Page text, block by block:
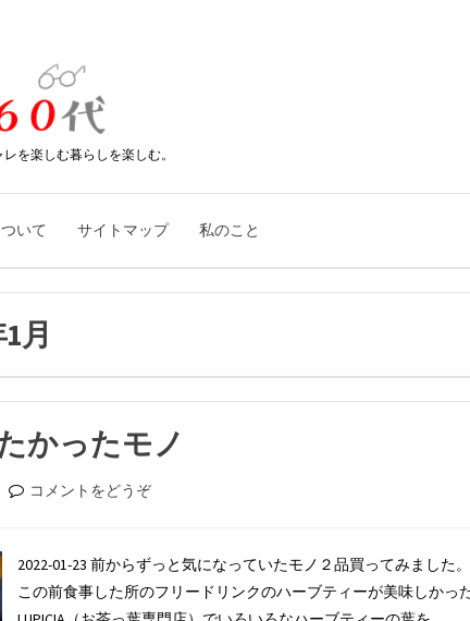
を楽しむ暮らしを楽しむ。
いて サイトマップ 私のこと
月
かったモノ
コメントをどうぞ
2022-01-23 前からずっと気になっていたモノ２品買ってみました。
この前食事した所のフリードリンクのハーブティーが美味しかった